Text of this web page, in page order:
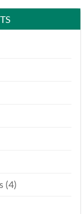
(4)